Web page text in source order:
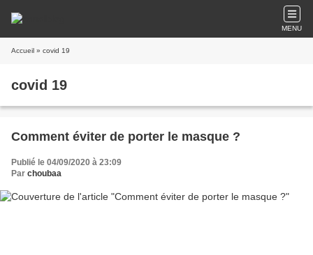
MENU
Accueil » covid 19
covid 19
Comment éviter de porter le masque ?
Publié le 04/09/2020 à 23:09
Par choubaa